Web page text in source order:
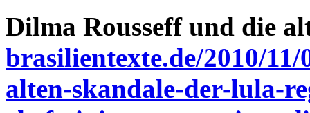
Dilma Rousseff und die
brasilientexte.de/2010/
alten-skandale-der-lula-